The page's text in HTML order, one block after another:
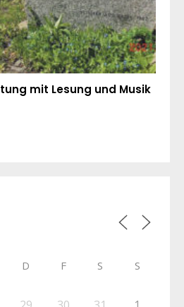
mit Lesung und Musik
D F S S